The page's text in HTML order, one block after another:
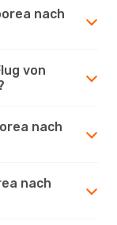
nach
von
nach
nach